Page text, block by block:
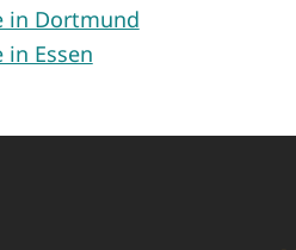
in Dortmund
in Essen